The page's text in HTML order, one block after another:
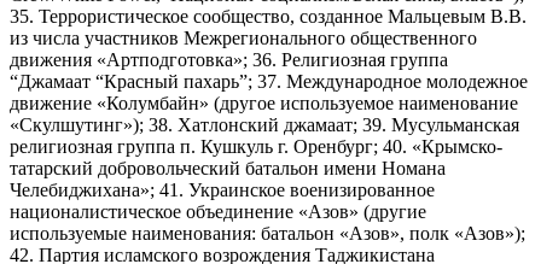
35. Террористическое сообщество, созданное Мальцевым В.В.
из числа участников Межрегионального общественного
движения «Артподготовка»; 36. Религиозная группа
“Джамаат “Красный пахарь”; 37. Международное молодежное
движение «Колумбайн» (другое используемое наименование
«Скулшутинг»); 38. Хатлонский джамаат; 39. Мусульманская
религиозная группа п. Кушкуль г. Оренбург; 40. «Крымско-
татарский добровольческий батальон имени Номана
Челебиджихана»; 41. Украинское военизированное
националистическое объединение «Азов» (другие
используемые наименования: батальон «Азов», полк «Азов»);
42. Партия исламского возрождения Таджикистана